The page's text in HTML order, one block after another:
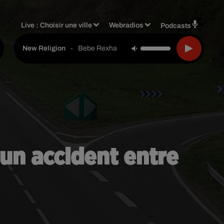
Live :Choisir une ville Webradios Podcasts
New Religion - Bebe Rexha
accident entre